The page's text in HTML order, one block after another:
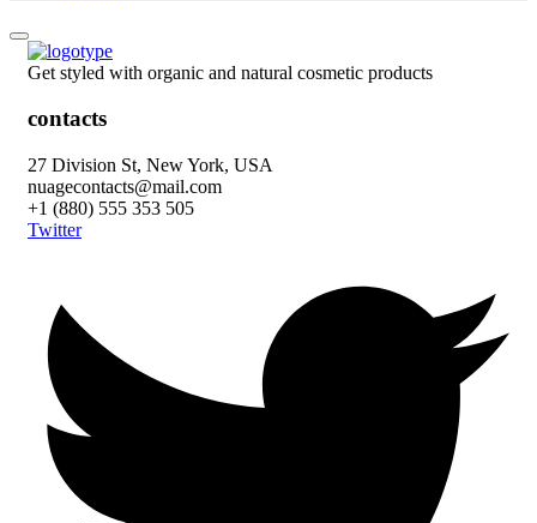
Get styled with organic and natural cosmetic products
contacts
27 Division St, New York, USA
nuagecontacts@mail.com
+1 (880) 555 353 505
Twitter